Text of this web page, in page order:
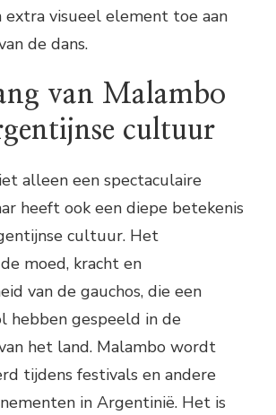
extra visueel element toe aan
de dans.
van Malambo
cultuur
alleen een spectaculaire
heeft ook een diepe betekenis
cultuur. Het
moed, kracht en
van de gauchos, die een
hebben gespeeld in de
het land. Malambo wordt
tijdens festivals en andere
in Argentinië. Het is